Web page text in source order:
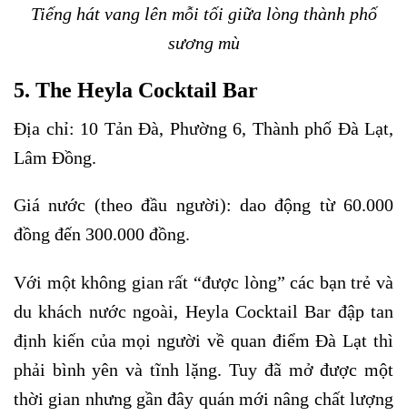
Tiếng hát vang lên mỗi tối giữa lòng thành phố
sương mù
5. The Heyla Cocktail Bar
Địa chỉ: 10 Tản Đà, Phường 6, Thành phố Đà Lạt,
Lâm Đồng.
Giá nước (theo đầu người): dao động từ 60.000
đồng đến 300.000 đồng.
Với một không gian rất “được lòng” các bạn trẻ và
du khách nước ngoài, Heyla Cocktail Bar đập tan
định kiến của mọi người về quan điểm Đà Lạt thì
phải bình yên và tĩnh lặng. Tuy đã mở được một
thời gian nhưng gần đây quán mới nâng chất lượng